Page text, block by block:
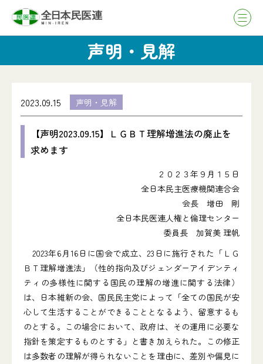
声明・見解
2023.09.15 声明・見解
【声明2023.09.15】ＬＧＢＴ理解増進法の廃止を
求めます
２０２３年９月１５日
全日本民主医療機関連合会
会長 増田 剛
全日本民医連人権と倫理センター
委員長 加賀美 理帆
2023年6月16日に国会で成立、23日に施行された「ＬＧ
ＢＴ理解増進法」（性的指向及びジェンダーアイデンティ
ティの多様性に関する国民の理解の増進に関する法律）
は、日本維新の会、国民民主党によって「全ての国民が安
心して生活することができることとなるよう、留意するも
のとする。この場合において、政府は、その運用に必要な
指針を策定するものとする」と書き加えられた。この修正
は多数者の理解が得られないことを理由に、差別や偏見に